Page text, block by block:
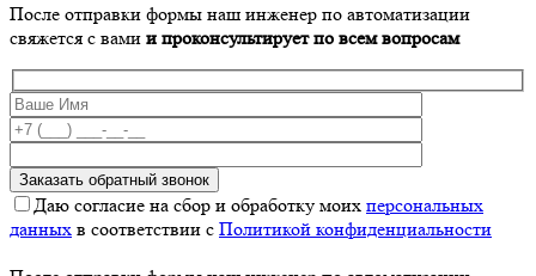
После отправки формы наш инженер по автоматизации
свяжется с вами и проконсультирует по всем вопросам
Даю согласие на сбор и обработку моих персональных
данных в соответствии с Политикой конфиденциальности